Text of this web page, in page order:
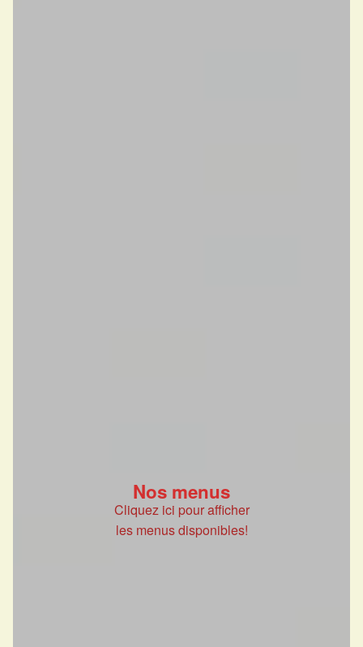
Nos menus
Cliquez ici pour afficher
les menus disponibles!